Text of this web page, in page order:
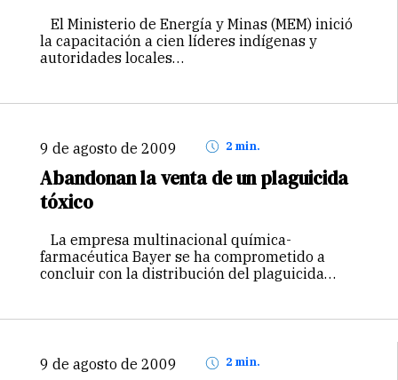
El Ministerio de Energía y Minas (MEM) inició
la capacitación a cien líderes indígenas y
autoridades locales…
9 de agosto de 2009 2 min.
Abandonan la venta de un plaguicida
tóxico
La empresa multinacional química-
farmacéutica Bayer se ha comprometido a
concluir con la distribución del plaguicida…
9 de agosto de 2009 2 min.